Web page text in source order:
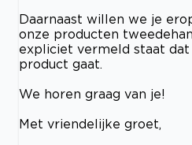
Daarnaast willen we je
onze producten
expliciet vermeld staat
product gaat.
We horen graag van je!
Met vriendelijke groet,